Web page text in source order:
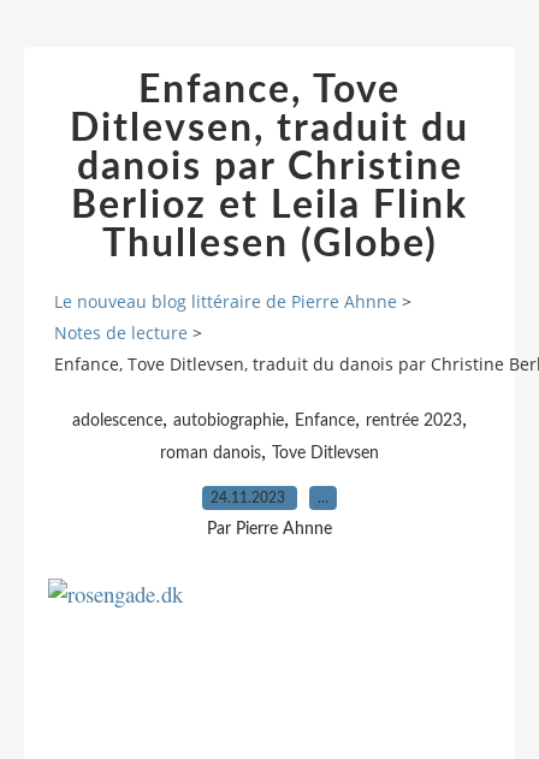
Enfance, Tove
Ditlevsen, traduit du
danois par Christine
Berlioz et Leila Flink
Thullesen (Globe)
Le nouveau blog littéraire de Pierre Ahnne >
Notes de lecture >
Enfance, Tove Ditlevsen, traduit du danois par Christine
adolescence, autobiographie, Enfance, rentrée 2023,
roman danois, Tove Ditlevsen
24.11.2023 …
Par Pierre Ahnne